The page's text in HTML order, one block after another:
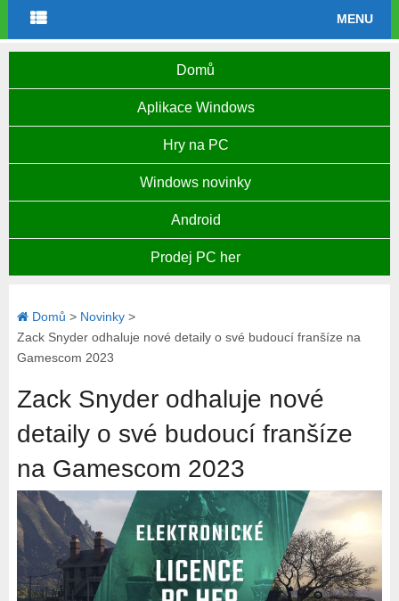
MENU
Domů
Aplikace Windows
Hry na PC
Windows novinky
Android
Prodej PC her
Domů > Novinky>
Zack Snyder odhaluje nové detaily o své budoucí franšíze na
Gamescom 2023
Zack Snyder odhaluje nové
detaily o své budoucí franšíze
na Gamescom 2023